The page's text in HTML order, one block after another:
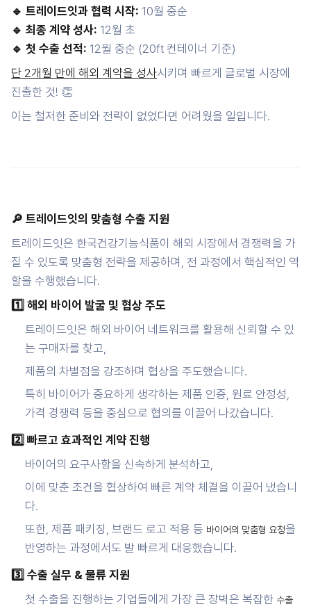
🔹 트레이드잇과 협력 시작: 10월 중순
🔹 최종 계약 성사: 12월 초
🔹 첫 수출 선적: 12월 중순 (20ft 컨테이너 기준)
단 2개월 만에 해외 계약을 성사시키며 빠르게 글로벌 시장에
진출한 것! 👏
이는 철저한 준비와 전략이 없었다면 어려웠을 일입니다.
🔎 트레이드잇의 맞춤형 수출 지원
트레이드잇은 한국건강기능식품이 해외 시장에서 경쟁력을 가
질 수 있도록 맞춤형 전략을 제공하며, 전 과정에서 핵심적인 역
할을 수행했습니다.
1️⃣ 해외 바이어 발굴 및 협상 주도
트레이드잇은 해외 바이어 네트워크를 활용해 신뢰할 수 있
는 구매자를 찾고,
제품의 차별점을 강조하며 협상을 주도했습니다.
특히 바이어가 중요하게 생각하는 제품 인증, 원료 안정성,
가격 경쟁력 등을 중심으로 협의를 이끌어 나갔습니다.
2️⃣ 빠르고 효과적인 계약 진행
바이어의 요구사항을 신속하게 분석하고,
이에 맞춘 조건을 협상하여 빠른 계약 체결을 이끌어 냈습니
다.
또한, 제품 패키징, 브랜드 로고 적용 등 바이어의 맞춤형 요청을
반영하는 과정에서도 발 빠르게 대응했습니다.
3️⃣ 수출 실무 & 물류 지원
첫 수출을 진행하는 기업들에게 가장 큰 장벽은 복잡한 수출